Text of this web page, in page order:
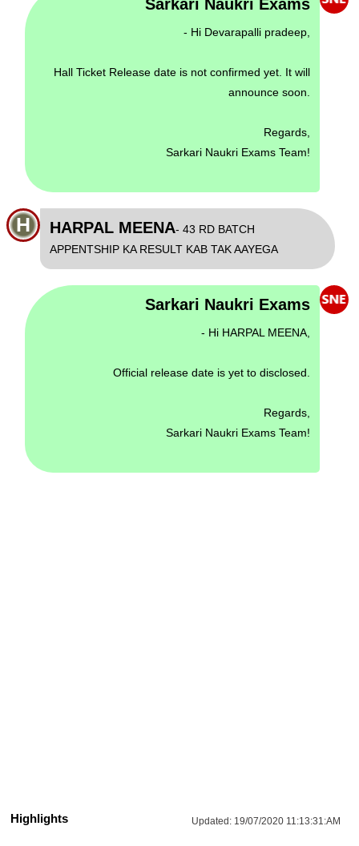
Sarkari Naukri Exams
- Hi Devarapalli pradeep,
Hall Ticket Release date is not confirmed yet. It will
announce soon.
Regards,
Sarkari Naukri Exams Team!
H HARPAL MEENA- 43 RD BATCH
APPENTSHIP KA RESULT KAB TAK AAYEGA
Sarkari Naukri Exams
- Hi HARPAL MEENA,
Official release date is yet to disclosed.
Regards,
Sarkari Naukri Exams Team!
Updated: 19/07/2020 11:13:31:AM
Highlights